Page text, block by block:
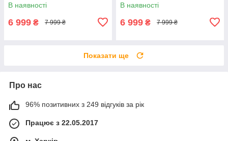
В наявності
6 999 ₴ 7 999 ₴
В наявності
6 999 ₴ 7 999 ₴
Показати ще
Про нас
96% позитивних з 249 відгуків за рік
Працює з 22.05.2017